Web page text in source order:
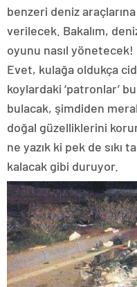
benzeri deniz
verilecek. Bakalım,
oyunu nasıl yönetecek!
Evet, kulağa oldukça
koylardaki ‘patronlar’
bulacak, şimdiden
doğal güzelliklerini
ne yazık ki pek de sıkı
kalacak gibi duruyor.